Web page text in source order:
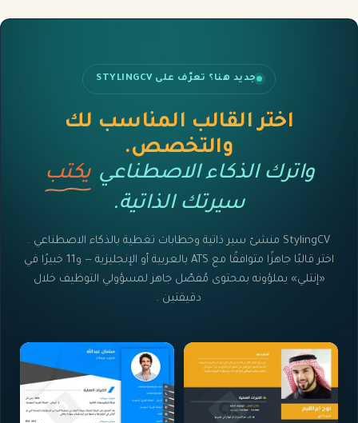
جديد هنا؟ تعرّف على STYLINGCV
اختر القالب المناسب لك
والتخصص.
واترك الذكاء الاصطناعي يكتب
سيرتك الذاتية.
StylingCV منشئ سير ذاتية وخطابات تغطية بالذكاء الاصطناعي .
اختر قالبًا جاهزًا متوافقًا مع ATS بالعربية أو الإنجليزية — و11 خبيرًا في
«إنتلي» يملؤونه بمحتوى مُفصّل جاهز لمسؤولي التوظيف خلال
دقيقتين .